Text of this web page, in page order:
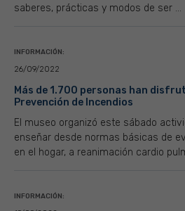
saberes, prácticas y modos de ser ...
INFORMACIÓN:
26/09/2022
Más de 1.700 personas han
Prevención de Incendios
El museo organizó este sábado
enseñar desde normas básicas de
en el hogar, a reanimación cardio
INFORMACIÓN: